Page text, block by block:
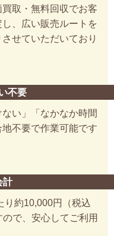
取・無料回収でお客
、広い販売ルートを
せていただいており
不要
い」「なかなか時間
不要で作業可能です
計
り約10,000円（税込
で、安心してご利用